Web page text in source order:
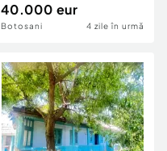
40.000 eur
Botosani 4 zile în urmă